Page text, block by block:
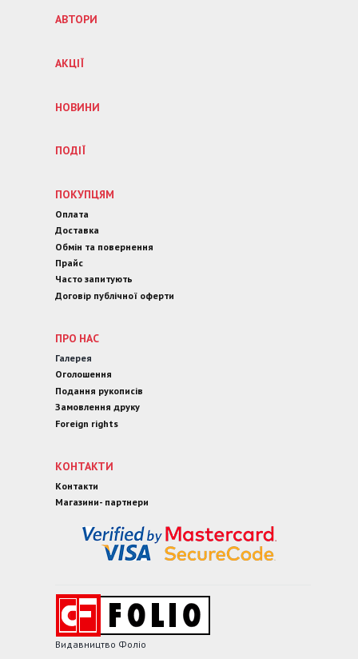
АВТОРИ
АКЦІЇ
НОВИНИ
ПОДІЇ
ПОКУПЦЯМ
Оплата
Доставка
Обмін та повернення
Прайс
Часто запитують
Договір публічної оферти
ПРО НАС
Галерея
Оголошення
Подання рукописів
Замовлення друку
Foreign rights
КОНТАКТИ
Контакти
Магазини- партнери
Видавництво Фоліо